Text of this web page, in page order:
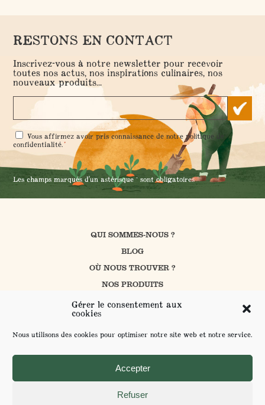
Gérer le consentement aux
cookies
Nous utilisons des cookies pour optimiser notre site web et notre service.
Accepter
Refuser
RESTONS EN CONTACT
Inscrivez-vous à notre newsletter pour recevoir
toutes nos actus, nos inspirations culinaires, nos
nouveaux produits...
RGPD
*
Vous affirmez avoir pris connaissance de notrepolitique de
confidentialité.*
Les champs marqués d'un astérisque * sont obligatoires
QUI SOMMES-NOUS ?
BLOG
OÙ NOUS TROUVER ?
NOS PRODUITS
CUISINER AVEC PROSAIN
NOS ENGAGEMENTS
CONTACT
ENVOYER VOS SUGGESTIONS
MENTIONS LÉGALES ET POLITIQUE DE CONFIDENTIALITÉ